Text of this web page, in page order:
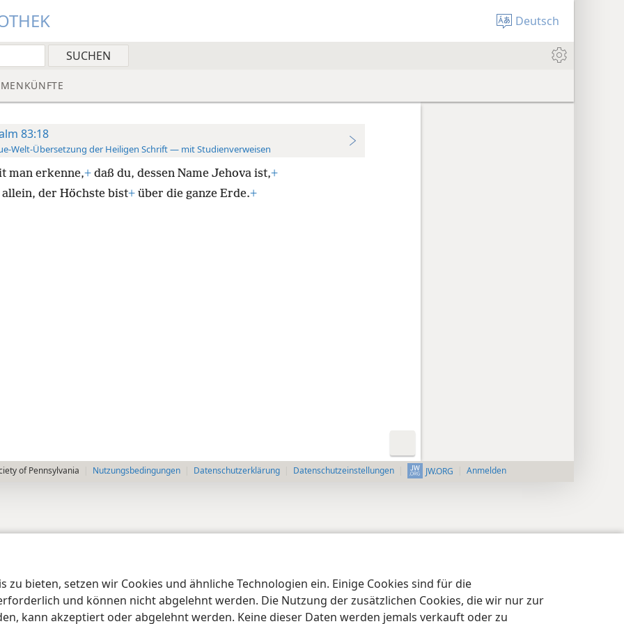
bieten, setzen wir Cookies und ähnliche Technologien ein. Einige Cookies sind für die
und können nicht abgelehnt werden. Die Nutzung der zusätzlichen Cookies, die wir nur zur
kann akzeptiert oder abgelehnt werden. Keine dieser Daten werden jemals verkauft oder zu
Deutsch
83:18
Welt-Übersetzung der Heiligen Schrift — mit Studienverweisen
man erkenne,+daß du, dessen Name Jehova ist,+
allein, der Höchste bist+über die ganze Erde.+
of Pennsylvania Nutzungsbedingungen Datenschutzerklärung Datenschutzeinstellungen JW.ORG Anmelden